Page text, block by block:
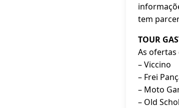
tem
TOUR
As ofertas
– Viccino
– Frei
– Moto
– Old